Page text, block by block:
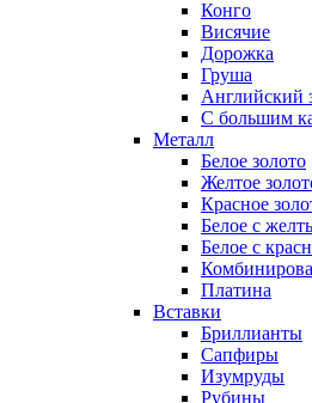
Конго
Висячие
Дорожка
Груша
Английский
С большим
Металл
Белое золото
Желтое
Красное
Белое с
Белое с
Платина
Вставки
Бриллианты
Сапфиры
Изумруды
Рубины